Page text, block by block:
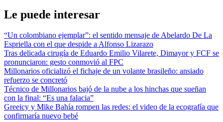
Le puede interesar
“Un colombiano ejemplar”: el sentido mensaje de Abelardo De La
Espriella con el que despide a Alfonso Lizarazo
Tras delicada cirugía de Eduardo Emilio Vilarete, Dimayor y FCF se
pronunciaron: gesto conmovió al FPC
Millonarios oficializó el fichaje de un volante brasileño: ansiado
refuerzo se concretó
Técnico de Millonarios bajó de la nube a los hinchas que sueñan
con la final: “Es una falacia”
Greeicy y Mike Bahía rompen las redes: el video de la ecografía que
confirmaría nuevo bebé